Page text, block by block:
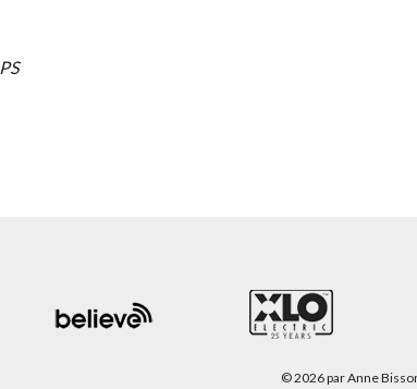
© 2026 par Anne